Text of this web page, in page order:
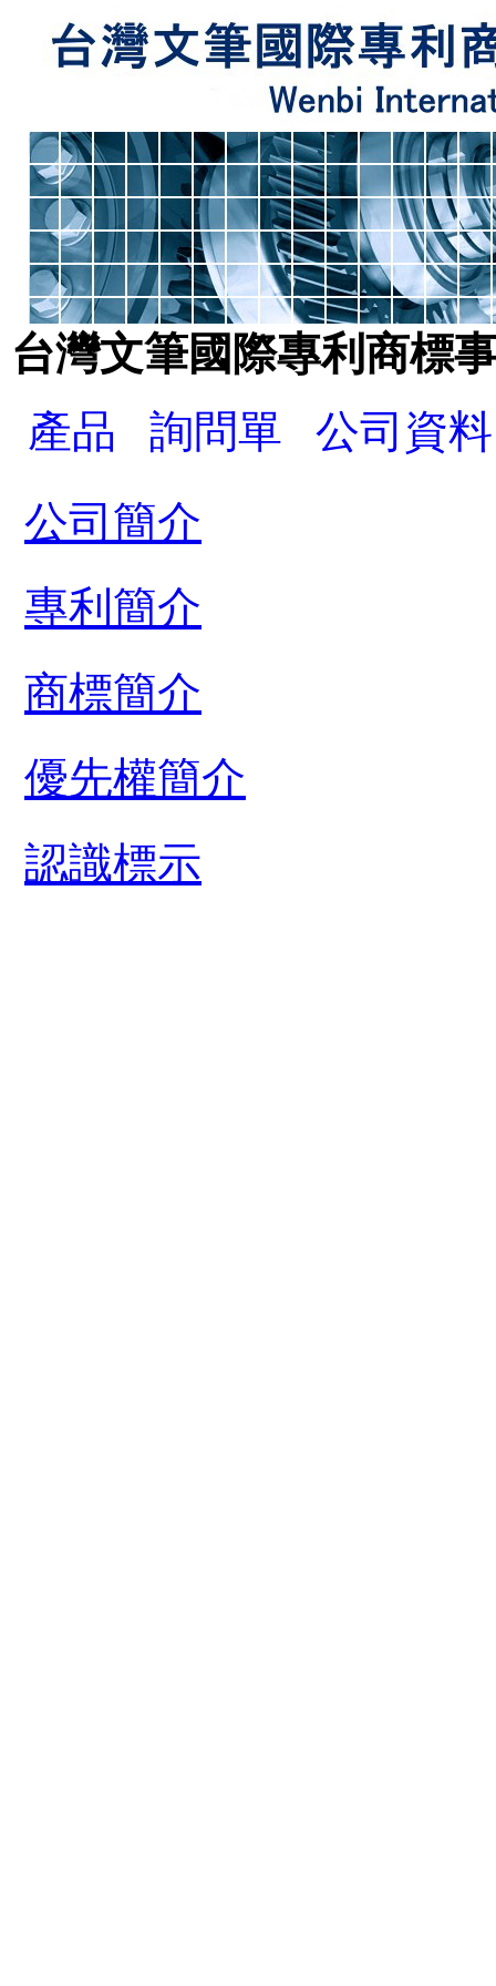
台灣文筆國際專利商標
產品
詢問單
公司資料
公司簡介
專利簡介
商標簡介
優先權簡介
認識標示